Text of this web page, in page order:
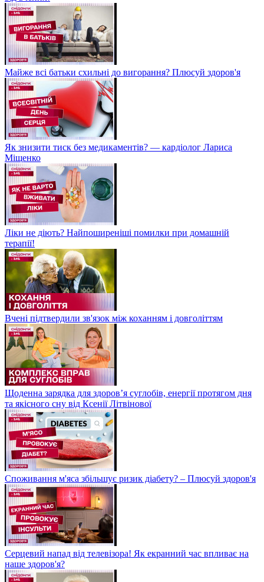
Майже всі батьки схильні до вигорання? Плюсуй здоров'я
Як знизити тиск без медикаментів? — кардіолог Лариса
Міщенко
Ліки не діють? Найпоширеніші помилки при домашній
терапії!
Вчені підтвердили зв'язок між коханням і довголіттям
Щоденна зарядка для здоров’я суглобів, енергії протягом дня
та якісного сну від Ксенії Літвінової
Споживання м'яса збільшує ризик діабету? – Плюсуй здоров'я
Серцевий напад від телевізора! Як екранний час впливає на
наше здоров'я?